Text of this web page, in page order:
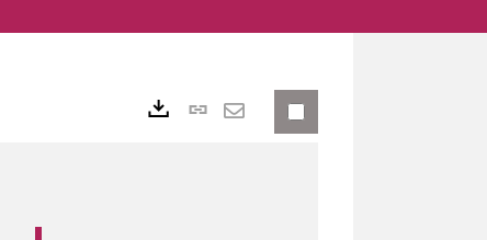
Lien